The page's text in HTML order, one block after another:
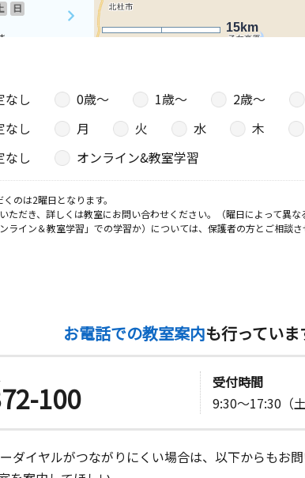
15km
日
日
１
日
なし 0歳〜 1歳〜 2歳〜
なし 月 火 水 木
なし オンライン&教室学習
のは2曜日となります。
だき、詳しくは教室にお問い合わせください。（曜日によって異な
イン＆教室学習」での学習か）については、保護者の方とご相談さ
お電話での教室案内も行っていま
100
受付時間
9:30～17:30（
ダイヤルがつながりにくい場合は、以下からもお問